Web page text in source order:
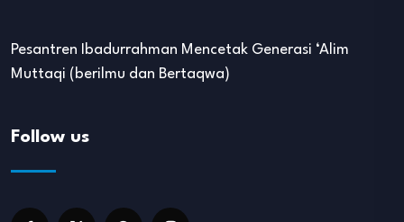
Pesantren Ibadurrahman Mencetak Generasi ‘Alim
Muttaqi (berilmu dan Bertaqwa)
Follow us